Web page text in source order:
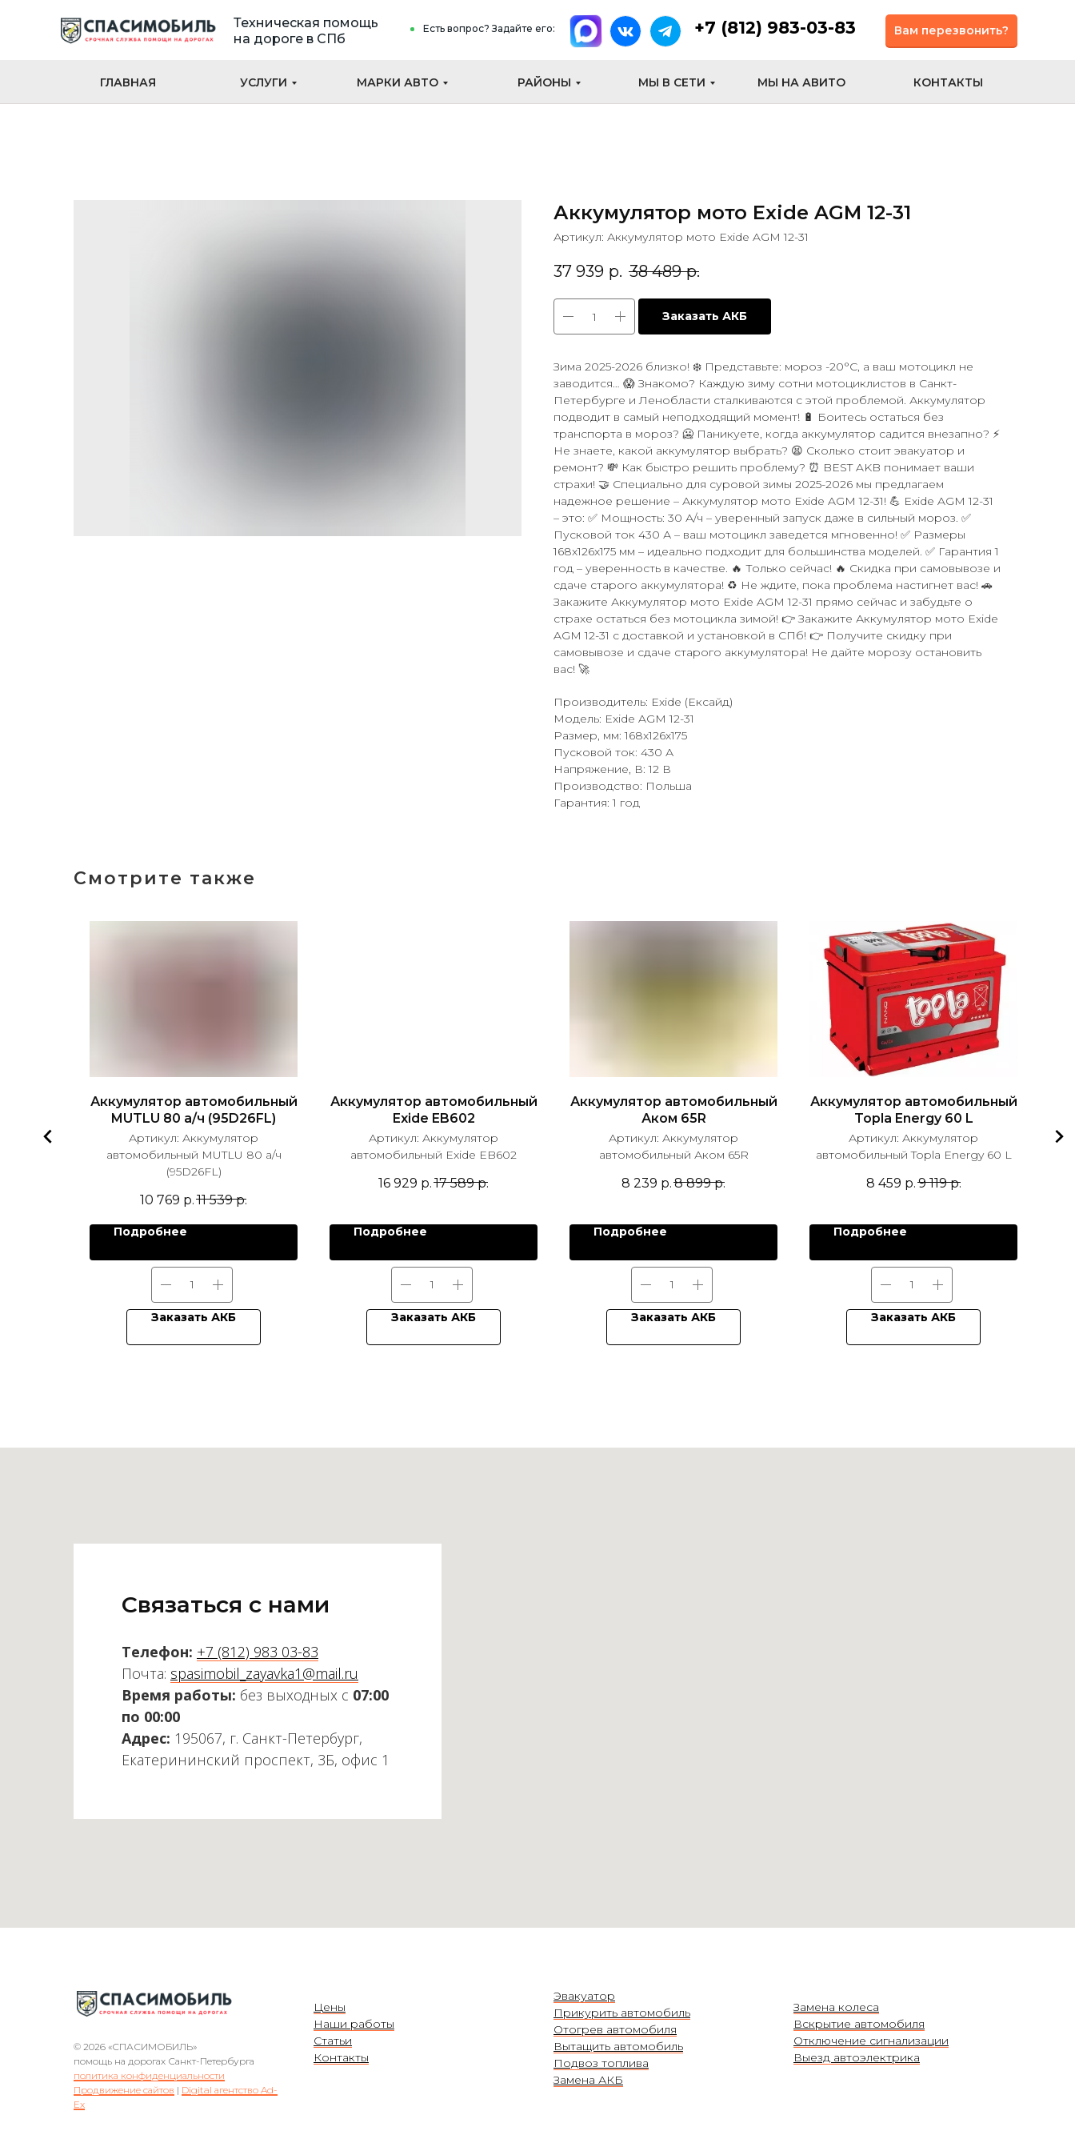
Есть вопрос? Задайте его:
ГЛАВНАЯ
+7 (812) 983-03-83
УСЛУГИ МАРКИ АВТО РАЙОНЫ МЫ В СЕТИ МЫ НА АВИТО КОНТАКТЫ
Вам перезвонить?
Техническая помощь
на дороге в СПб
Аккумулятор мото Exide AGM 12-31
Артикул: Аккумулятор мото Exide AGM 12-31
37 939 р. 38 489 р.
Заказать АКБ
Зима 2025-2026 близко! ❄️ Представьте: мороз -20°C, а ваш мотоцикл не
заводится… 😱 Знакомо? Каждую зиму сотни мотоциклистов в Санкт-
Петербурге и Ленобласти сталкиваются с этой проблемой. Аккумулятор
подводит в самый неподходящий момент! 🔋 Боитесь остаться без
транспорта в мороз? 🥶 Паникуете, когда аккумулятор садится внезапно? ⚡
Не знаете, какой аккумулятор выбрать? 😫 Сколько стоит эвакуатор и
ремонт? 💸 Как быстро решить проблему? ⏰ BEST AKB понимает ваши
страхи! 🤝 Специально для суровой зимы 2025-2026 мы предлагаем
надежное решение – Аккумулятор мото Exide AGM 12-31! 💪 Exide AGM 12-31
– это: ✅ Мощность: 30 А/ч – уверенный запуск даже в сильный мороз. ✅
Пусковой ток 430 А – ваш мотоцикл заведется мгновенно! ✅ Размеры
168x126x175 мм – идеально подходит для большинства моделей. ✅ Гарантия 1
год – уверенность в качестве. 🔥 Только сейчас! 🔥 Скидка при самовывозе и
сдаче старого аккумулятора! ♻️ Не ждите, пока проблема настигнет вас! 🚗
Закажите Аккумулятор мото Exide AGM 12-31 прямо сейчас и забудьте о
страхе остаться без мотоцикла зимой! 👉 Закажите Аккумулятор мото Exide
AGM 12-31 с доставкой и установкой в СПб! 👉 Получите скидку при
самовывозе и сдаче старого аккумулятора! Не дайте морозу остановить
вас! 🚀
Производитель: Exide (Ексайд)
Модель: Exide AGM 12-31
Размер, мм: 168x126x175
Пусковой ток: 430 А
Напряжение, В: 12 В
Производство: Польша
Гарантия: 1 год
Смотрите также
Аккумулятор автомобильный
MUTLU 80 а/ч (95D26FL)
Артикул: Аккумулятор
автомобильный MUTLU 80 а/ч
(95D26FL)
10 769 р. 11 539 р.
Подробнее
Заказать АКБ
Аккумулятор автомобильный
Exide EB602
Артикул: Аккумулятор
автомобильный Exide EB602
16 929 р. 17 589 р.
Подробнее
Заказать АКБ
Аккумулятор автомобильный
Аком 65R
Артикул: Аккумулятор
автомобильный Аком 65R
8 239 р. 8 899 р.
Подробнее
Заказать АКБ
Аккумулятор автомобильный
Topla Energy 60 L
Артикул: Аккумулятор
автомобильный Topla Energy 60 L
8 459 р.9 119 р.
Подробнее
Заказать АКБ
Связаться с нами
Телефон: +7 (812) 983 03-83
Почта: spasimobil_zayavka1@mail.ru
Время работы: без выходных с 07:00
по 00:00
Адрес: 195067, г. Санкт-Петербург,
Екатерининский проспект, 3Б, офис 1
© 2026 «СПАСИМОБИЛЬ»
помощь на дорогах Санкт-Петербурга
политика конфиденциальности
Продвижение сайтов | Digital агентство Ad-
Ex
Цены
Наши работы
Статьи
Контакты
Эвакуатор
Прикурить автомобиль
Отогрев автомобиля
Вытащить автомобиль
Подвоз топлива
Замена АКБ
Замена колеса
Вскрытие автомобиля
Отключение сигнализации
Выезд автоэлектрика